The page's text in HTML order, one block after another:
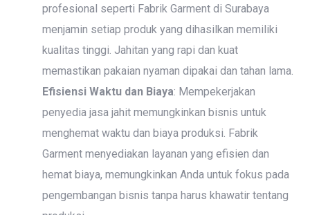
profesional seperti Fabrik Garment di Surabaya
menjamin setiap produk yang dihasilkan memiliki
kualitas tinggi. Jahitan yang rapi dan kuat
memastikan pakaian nyaman dipakai dan tahan lama.
Efisiensi Waktu dan Biaya: Mempekerjakan
penyedia jasa jahit memungkinkan bisnis untuk
menghemat waktu dan biaya produksi. Fabrik
Garment menyediakan layanan yang efisien dan
hemat biaya, memungkinkan Anda untuk fokus pada
pengembangan bisnis tanpa harus khawatir tentang